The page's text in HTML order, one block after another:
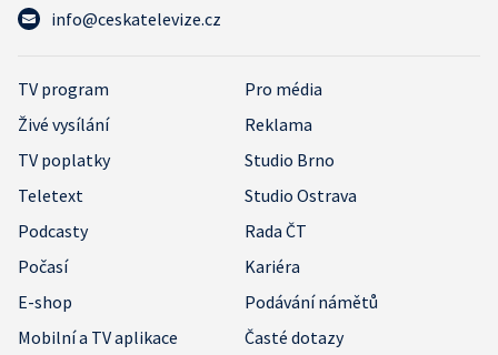
info@ceskatelevize.cz
TV program
Pro média
Živé vysílání
Reklama
TV poplatky
Studio Brno
Teletext
Studio Ostrava
Podcasty
Rada ČT
Počasí
Kariéra
E-shop
Podávání námětů
Mobilní a TV aplikace
Časté dotazy